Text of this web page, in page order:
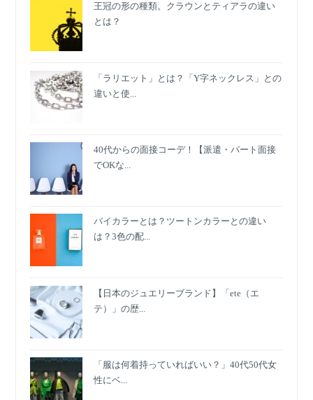
王冠の形の種類。クラウンとティアラの違い
とは？
「ラリエット」とは？「Y字ネックレス」との
違いと使...
40代からの面接コーデ！【派遣・パート面接
でOKな...
バイカラーとは？ツートンカラーとの違い
は？3色の配...
【日本のジュエリーブランド】「ete（エ
テ）」の歴...
「服は何着持っていればいい？」40代50代女
性にベ...